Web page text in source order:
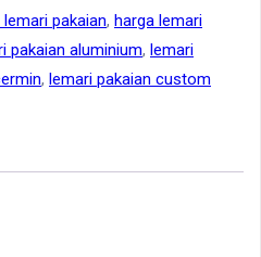
pakaian, harga lemari
pakaian aluminium, lemari
, lemari pakaian custom